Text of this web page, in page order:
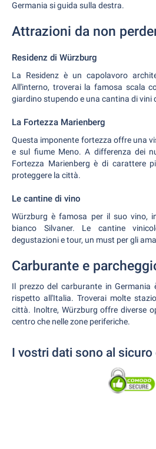
Germania si guida sulla destra.
Attrazioni da non
Residenz di Würzburg
La Residenz è un capolavoro
All'interno, troverai la famosa scala
giardino stupendo e una cantina di vini
La Fortezza Marienberg
Questa imponente fortezza offre una
e sul fiume Meno. A differenza dei
Fortezza Marienberg è di carattere
proteggere la città.
Le cantine di vino
Würzburg è famosa per il suo vino,
bianco Silvaner. Le cantine
degustazioni e tour, un must per gli
Carburante e
Il prezzo del carburante in Germania
rispetto all'Italia. Troverai molte
città. Inoltre, Würzburg offre diverse
centro che nelle zone periferiche.
I vostri dati sono al sicuro